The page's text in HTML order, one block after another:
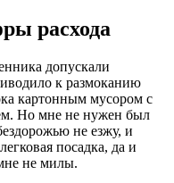
расхода
допускали
к размоканию
картонным мусором с
Но мне не нужен был
не езжу, и
посадка, да и
не милы.